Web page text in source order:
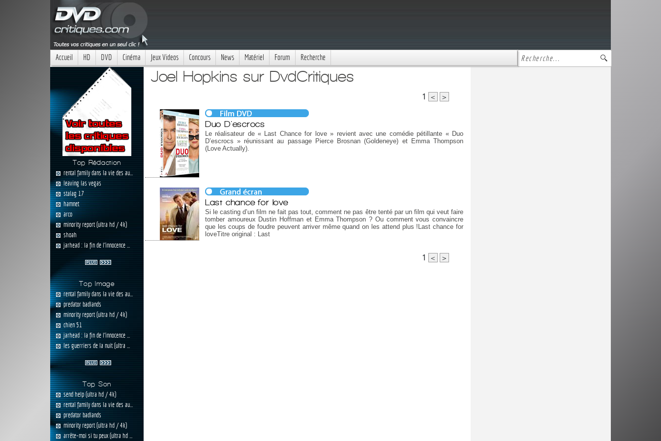
Accueil HD DVD Cinéma Jeux Videos Concours News Matériel Forum Recherche
Top Rédaction
rental family dans la vie des au...
leaving las vegas
stalag 17
hamnet
arco
minority report (ultra hd / 4k)
shoah
jarhead : la fin de l'innocence ...
Top Image
rental family dans la vie des au...
predator badlands
minority report (ultra hd / 4k)
chien 51
jarhead : la fin de l'innocence ...
les guerriers de la nuit (ultra ...
Top Son
send help (ultra hd / 4k)
rental family dans la vie des au...
predator badlands
minority report (ultra hd / 4k)
arrête-moi si tu peux (ultra hd ...
Joel Hopkins sur DvdCritiques
1 < >
Duo D'escrocs
Le réalisateur de « Last Chance for love » revient avec une comédie pétillante « Duo
D’escrocs » réunissant au passage Pierce Brosnan (Goldeneye) et Emma Thompson
(Love Actually).
Last chance for love
Si le casting d’un film ne fait pas tout, comment ne pas être tenté par un film qui veut faire
tomber amoureux Dustin Hoffman et Emma Thompson ? Ou comment vous convaincre
que les coups de foudre peuvent arriver même quand on les attend plus !Last chance for
loveTitre original : Last
1 < >